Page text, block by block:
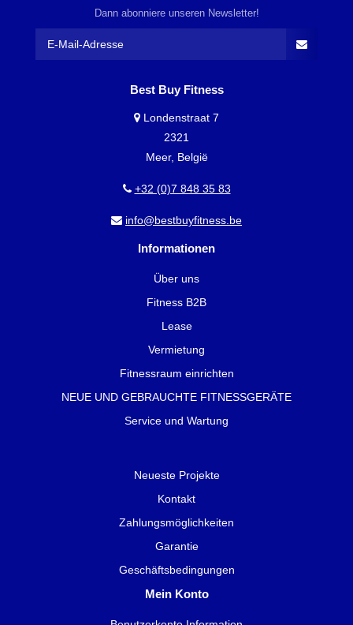
Dann abonniere unseren Newsletter!
Best Buy Fitness
Londenstraat 7
2321
Meer, België
+32 (0)7 848 35 83
info@bestbuyfitness.be
Informationen
Über uns
Fitness B2B
Lease
Vermietung
Fitnessraum einrichten
NEUE UND GEBRAUCHTE FITNESSGERÄTE
Service und Wartung
Neueste Projekte
Kontakt
Zahlungsmöglichkeiten
Garantie
Geschäftsbedingungen
Mein Konto